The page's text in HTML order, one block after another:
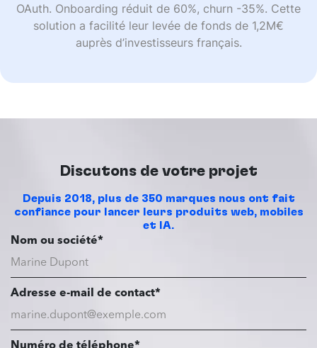
OAuth. Onboarding réduit de 60%, churn -35%. Cette
solution a facilité leur levée de fonds de 1,2M€
auprès d’investisseurs français.
Discutons de votre projet
Depuis 2018, plus de 350 marques nous ont fait
confiance pour lancer leurs produits web, mobiles
et IA.
Nom ou société*
Adresse e-mail de contact*